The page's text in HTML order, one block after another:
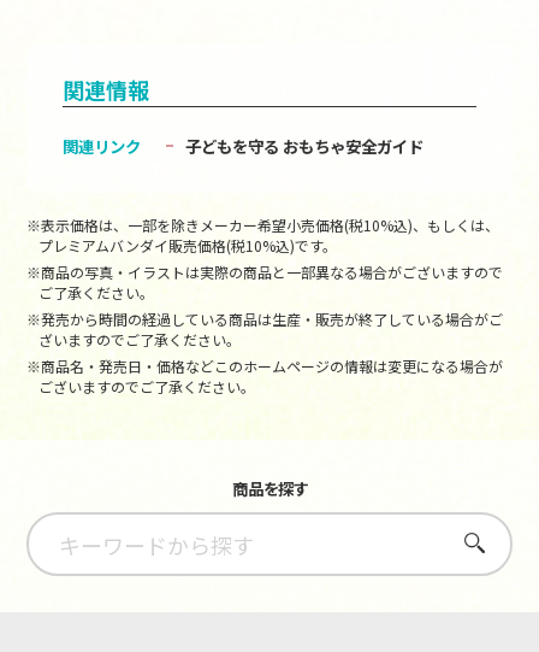
関連情報
関連リンク 子どもを守る おもちゃ安全ガイド
※表示価格は、一部を除きメーカー希望小売価格(税10%込)、もしくは、
プレミアムバンダイ販売価格(税10%込)です。
※商品の写真・イラストは実際の商品と一部異なる場合がございますので
ご了承ください。
※発売から時間の経過している商品は生産・販売が終了している場合がご
ざいますのでご了承ください。
※商品名・発売日・価格などこのホームページの情報は変更になる場合が
ございますのでご了承ください。
商品を探す
さがす